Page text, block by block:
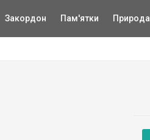
Закордон Пам'ятки Природа